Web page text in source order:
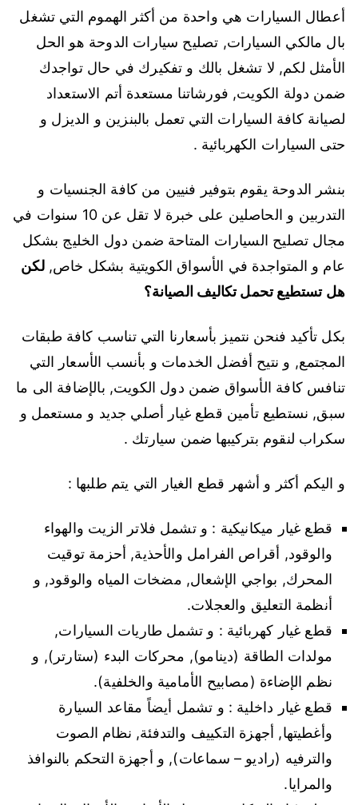
أعطال السيارات هي واحدة من أكثر الهموم التي تشغل
بال مالكي السيارات, تصليح سيارات الدوحة هو الحل
الأمثل لكم, لا تشغل بالك و تفكيرك في حال تواجدك
ضمن دولة الكويت, فورشاتنا مستعدة أتم الاستعداد
لصيانة كافة السيارات التي تعمل بالبنزين و الديزل و
حتى السيارات الكهربائية .
بنشر الدوحة يقوم بتوفير فنيين من كافة الجنسيات و
التدربين و الحاصلين على خبرة لا تقل عن 10 سنوات في
مجال تصليح السيارات المتاحة ضمن دول الخليج بشكل
عام و المتواجدة في الأسواق الكويتية بشكل خاص,لكن
هل تستطيع تحمل تكاليف الصيانة؟
بكل تأكيد فنحن نتميز بأسعارنا التي تناسب كافة طبقات
المجتمع, و نتيح أفضل الخدمات و بأنسب الأسعار التي
تنافس كافة الأسواق ضمن دول الكويت, بالإضافة الى ما
سبق, نستطيع تأمين قطع غيار أصلي جديد و مستعمل و
سكراب لنقوم بتركيبها ضمن سيارتك .
و اليكم أكثر و أشهر قطع الغيار التي يتم طلبها :
قطع غيار ميكانيكية : و تشمل فلاتر الزيت والهواء
والوقود, أقراص الفرامل والأحذية, أحزمة توقيت
المحرك, بواجي الإشعال, مضخات المياه والوقود, و
أنظمة التعليق والعجلات.
قطع غيار كهربائية : و تشمل طاريات السيارات,
مولدات الطاقة (دينامو), محركات البدء (ستارتر), و
نظم الإضاءة (مصابيح الأمامية والخلفية).
قطع غيار داخلية : و تشمل أيضاً مقاعد السيارة
وأغطيتها, أجهزة التكييف والتدفئة, نظام الصوت
والترفيه (راديو – سماعات), و أجهزة التحكم بالنوافذ
والمرايا.